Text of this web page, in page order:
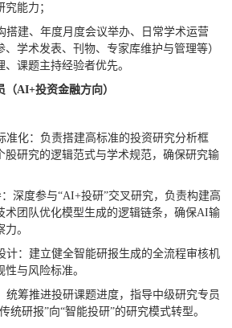
能力；
搭建、年度月度会议举办、日常学术运营
、学术发表、刊物、专家库维护与管理等）
课题主持经验者优先。
（AI+投资金融方向）
准化：负责搭建高标准的投资研究分析框
股研究的逻辑范式与学术规范，确保研究输
深度参与“AI+投研”交叉研究，负责构建高
术团队优化模型生成的逻辑链条，确保AI输
。
计：建立健全智能研报生成的全流程审核机
与风险标准。
统筹推进投研课题进度，指导中级研究专员
统研报”向“智能投研”的研究模式转型。